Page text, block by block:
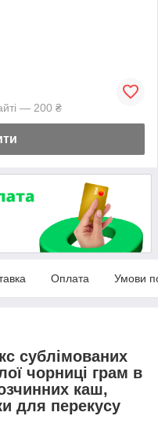
— 200 ₴
Оплата Умови
сублімованих
чорниці грам в
каш,
для перекусу